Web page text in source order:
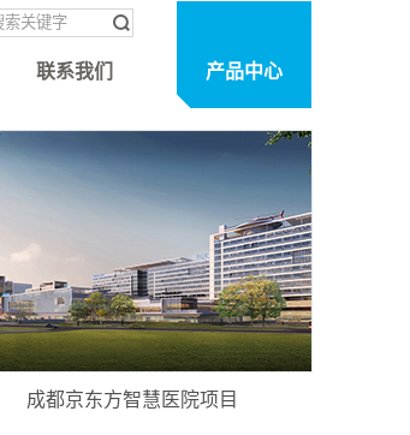
联系我们 产品中心
成都京东方智慧医院项目